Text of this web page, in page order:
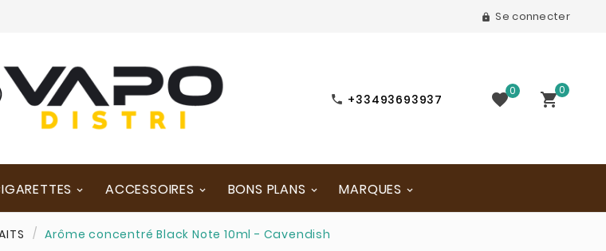
 Se connecter
 +33493693937 0 
0
ACCESSOIRES BONS PLANS MARQUES
Arôme concentré Black Note 10ml - Cavendish